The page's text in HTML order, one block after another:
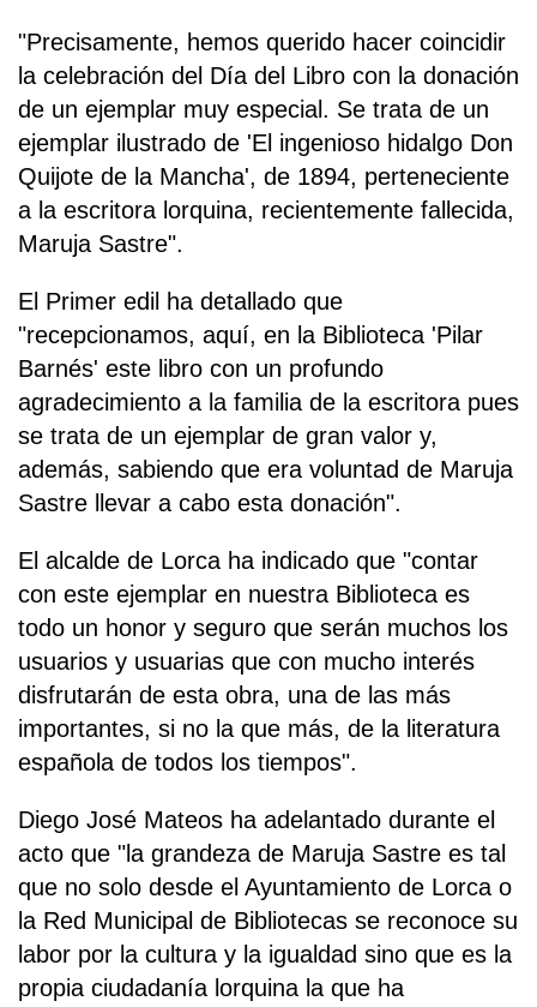
"Precisamente, hemos querido hacer coincidir
la celebración del Día del Libro con la donación
de un ejemplar muy especial. Se trata de un
ejemplar ilustrado de 'El ingenioso hidalgo Don
Quijote de la Mancha', de 1894, perteneciente
a la escritora lorquina, recientemente fallecida,
Maruja Sastre".
El Primer edil ha detallado que
"recepcionamos, aquí, en la Biblioteca 'Pilar
Barnés' este libro con un profundo
agradecimiento a la familia de la escritora pues
se trata de un ejemplar de gran valor y,
además, sabiendo que era voluntad de Maruja
Sastre llevar a cabo esta donación".
El alcalde de Lorca ha indicado que "contar
con este ejemplar en nuestra Biblioteca es
todo un honor y seguro que serán muchos los
usuarios y usuarias que con mucho interés
disfrutarán de esta obra, una de las más
importantes, si no la que más, de la literatura
española de todos los tiempos".
Diego José Mateos ha adelantado durante el
acto que "la grandeza de Maruja Sastre es tal
que no solo desde el Ayuntamiento de Lorca o
la Red Municipal de Bibliotecas se reconoce su
labor por la cultura y la igualdad sino que es la
propia ciudadanía lorquina la que ha